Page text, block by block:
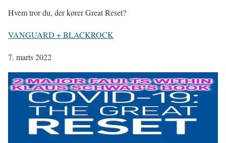
Hvem tror du, der kører Great Reset?
VANGUARD + BLACKROCK
7. marts 2022